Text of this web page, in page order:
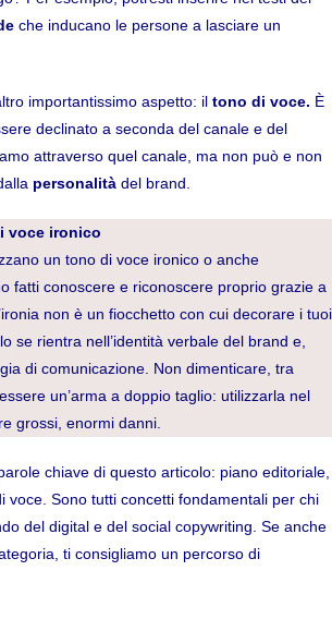
che inducano le persone a lasciare un
importantissimo aspetto: il tono di voce. È
declinato a seconda del canale e del
attraverso quel canale, ma non può e non
personalità del brand.
voce ironico
un tono di voce ironico o anche
fatti conoscere e riconoscere proprio grazie a
non è un fiocchetto con cui decorare i tuoi
se rientra nell’identità verbale del brand e,
di comunicazione. Non dimenticare, tra
un’arma a doppio taglio: utilizzarla nel
grossi, enormi danni.
chiave di questo articolo: piano editoriale,
voce. Sono tutti concetti fondamentali per chi
del digital e del social copywriting. Se anche
ti consigliamo un percorso di